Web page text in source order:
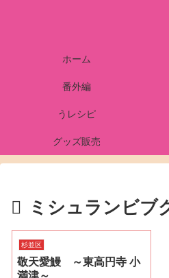
ホーム
番外編
うレシピ
グッズ販売
ミシュランビブ
杉並区
敬天愛鰻 ～東高円寺 小
満津～